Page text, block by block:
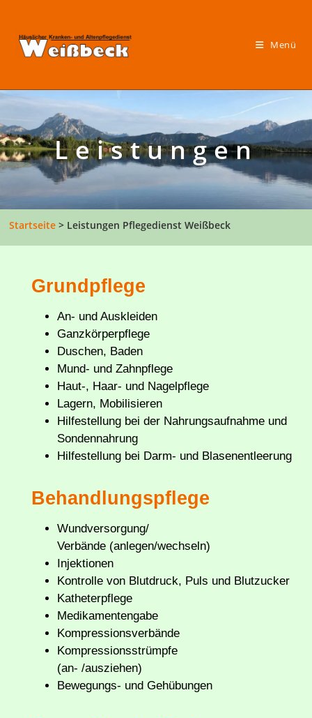
Menü
Leistungen
Startseite > Leistungen Pflegedienst Weißbeck
Grundpflege
An- und Auskleiden
Ganzkörperpflege
Duschen, Baden
Mund- und Zahnpflege
Haut-, Haar- und Nagelpflege
Lagern, Mobilisieren
Hilfestellung bei der Nahrungsaufnahme und
Sondennahrung
Hilfestellung bei Darm- und Blasenentleerung
Behandlungspflege
Wundversorgung/
Verbände (anlegen/wechseln)
Injektionen
Kontrolle von Blutdruck, Puls und Blutzucker
Katheterpflege
Medikamentengabe
Kompressionsverbände
Kompressionsstrümpfe
(an- /ausziehen)
Bewegungs- und Gehübungen